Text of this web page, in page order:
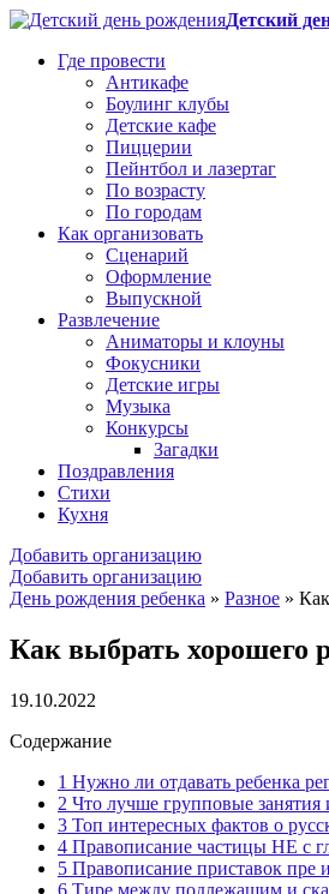
Детский
Где провести
Антикафе
Боулинг клубы
Детские кафе
Пиццерии
Пейнтбол и лазертаг
По возрасту
По городам
Как организовать
Сценарий
Оформление
Выпускной
Развлечение
Аниматоры и клоуны
Фокусники
Детские игры
Музыка
Конкурсы
Загадки
Поздравления
Стихи
Кухня
Добавить организацию
Добавить организацию
День рождения ребенка » Разное »
Как выбрать хорошего
19.10.2022
Содержание
1 Нужно ли отдавать ребенка
2 Что лучше групповые
3 Топ интересных фактов о
4 Правописание частицы НЕ с
5 Правописание приставок пре
6 Тире между подлежащим и